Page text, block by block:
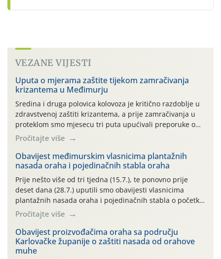
VEZANE VIJESTI
Uputa o mjerama zaštite tijekom zamračivanja
krizantema u Međimurju
Sredina i druga polovica kolovoza je kritično razdoblje u
zdravstvenoj zaštiti krizantema, a prije zamračivanja u
proteklom smo mjesecu tri puta upućivali preporuke o
preventivnim mjerama zaštite krizantema od najčešćih
uzročnika bolesti, štetnika i fito-fagnih grinja (23.7., 14.7.,
06.7.)! Na početku ovog mjeseca je zabilježeno je
povijesno i ekstremno vruće meteorološko razdoblje, uz
najviše temperature […]
Pročitajte više
Obavijest međimurskim vlasnicima plantažnih
nasada oraha i pojedinačnih stabla oraha
Prije nešto više od tri tjedna (15.7.), te ponovno prije
deset dana (28.7.) uputili smo obavijesti vlasnicima
plantažnih nasada oraha i pojedinačnih stabla o početku
leta i ovogodišnjoj potrebi usmjerenog suzbijanja
orahove muhe (Rhagoletis completa)! Već dvanaest dana
traje drugi ovogodišnji “toplinski udar”, koji naročito
izražen zadnja šest dana (31.7.-05.8.), jer najviše
temperature zraka svakodnevno […]
Pročitajte više
Obavijest proizvođačima oraha sa području
Karlovačke županije o zaštiti nasada od orahove
muhe